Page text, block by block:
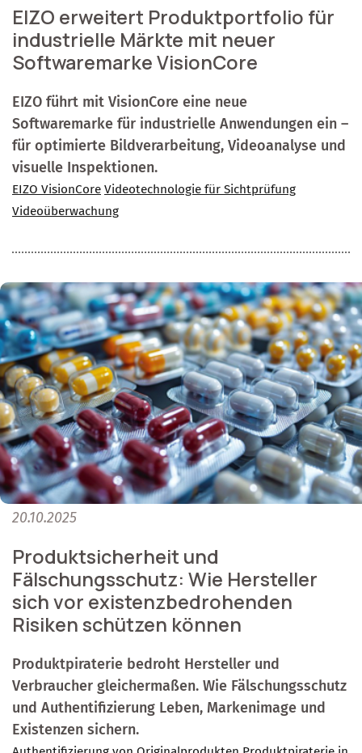
EIZO erweitert Produktportfolio für
industrielle Märkte mit neuer
Softwaremarke VisionCore
EIZO führt mit VisionCore eine neue
Softwaremarke für industrielle Anwendungen ein –
für optimierte Bildverarbeitung, Videoanalyse und
visuelle Inspektionen.
EIZO VisionCore Videotechnologie für Sichtprüfung
Videoüberwachung
20.10.2025
Produktsicherheit und
Fälschungsschutz: Wie Hersteller
sich vor existenzbedrohenden
Risiken schützen können
Produktpiraterie bedroht Hersteller und
Verbraucher gleichermaßen. Wie Fälschungsschutz
und Authentifizierung Leben, Markenimage und
Existenzen sichern.